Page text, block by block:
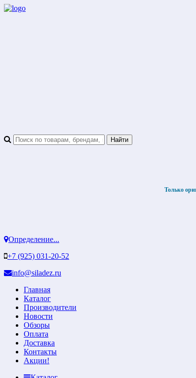
Только
Определение...
+7 (925) 031-20-52
info@siladez.ru
Главная
Каталог
Производители
Новости
Обзоры
Оплата
Доставка
Контакты
Акции!